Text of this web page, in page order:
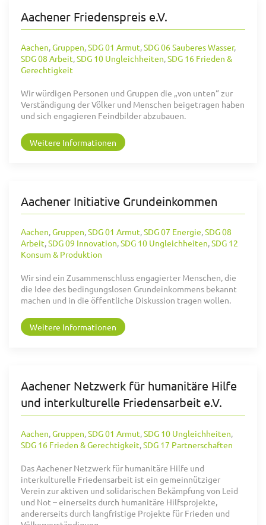
Aachener Friedenspreis e.V.
Aachen,Gruppen,SDG 01 Armut,SDG 06 Sauberes Wasser,
SDG 08 Arbeit,SDG 10 Ungleichheiten,SDG 16 Frieden &
Gerechtigkeit
Wir würdigen Personen und Gruppen die „von unten“ zur
Verständigung der Völker und Menschen beigetragen haben
und sich engagieren Feindbilder abzubauen.
Weitere Informationen
Aachener Initiative Grundeinkommen
Aachen,Gruppen,SDG 01 Armut,SDG 07 Energie,SDG 08
Arbeit,SDG 09 Innovation,SDG 10 Ungleichheiten,SDG 12
Konsum & Produktion
Wir sind ein Zusammenschluss engagierter Menschen, die
die Idee des bedingungslosen Grundeinkommens bekannt
machen und in die öffentliche Diskussion tragen wollen.
Weitere Informationen
Aachener Netzwerk für humanitäre Hilfe
und interkulturelle Friedensarbeit e.V.
Aachen,Gruppen,SDG 01 Armut,SDG 10 Ungleichheiten,
SDG 16 Frieden & Gerechtigkeit,SDG 17 Partnerschaften
Das Aachener Netzwerk für humanitäre Hilfe und
interkulturelle Friedensarbeit ist ein gemeinnütziger
Verein zur aktiven und solidarischen Bekämpfung von Leid
und Not – einerseits durch humanitäre Hilfsprojekte,
andererseits durch langfristige Projekte für Frieden und